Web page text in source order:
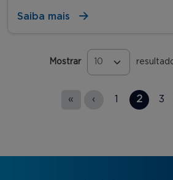
Saiba mais
Mostrar
« ‹ 1 2 3